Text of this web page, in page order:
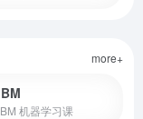
more+
机器学习课